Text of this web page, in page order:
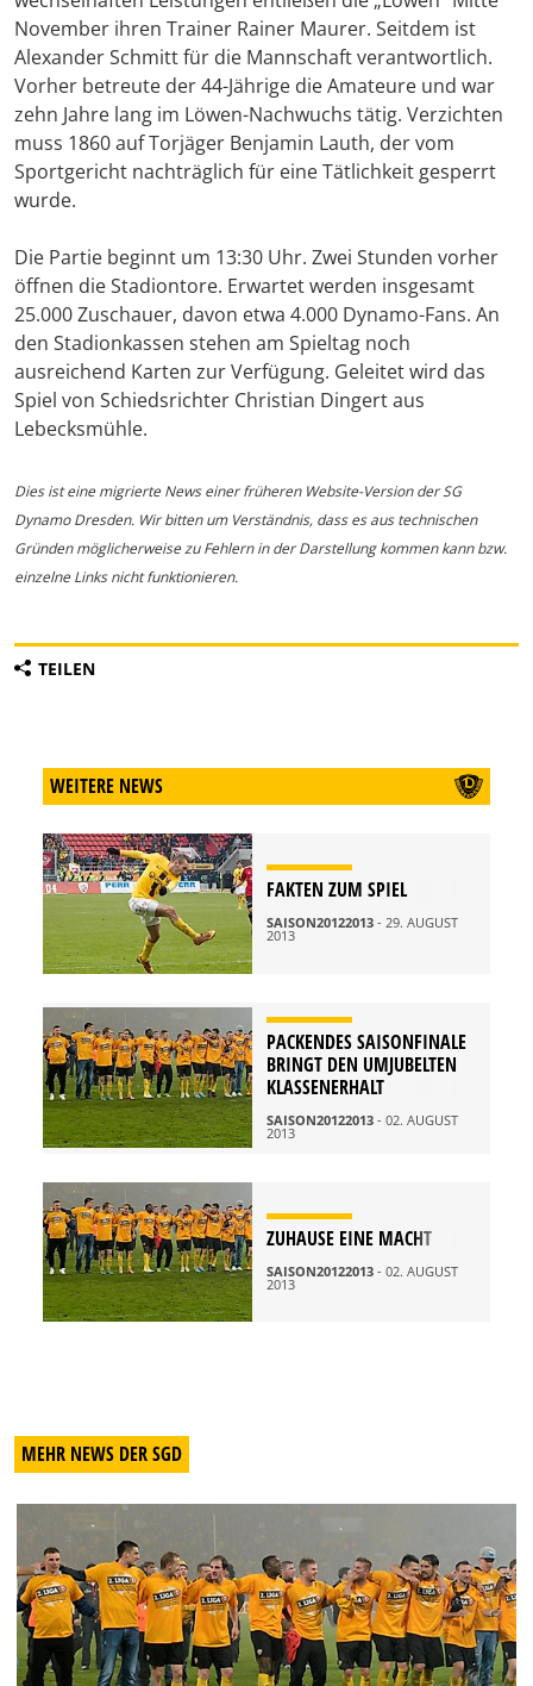
November ihren Trainer Rainer Maurer. Seitdem ist
Alexander Schmitt für die Mannschaft verantwortlich.
Vorher betreute der 44-Jährige die Amateure und war
zehn Jahre lang im Löwen-Nachwuchs tätig. Verzichten
muss 1860 auf Torjäger Benjamin Lauth, der vom
Sportgericht nachträglich für eine Tätlichkeit gesperrt
wurde.
Die Partie beginnt um 13:30 Uhr. Zwei Stunden vorher
öffnen die Stadiontore. Erwartet werden insgesamt
25.000 Zuschauer, davon etwa 4.000 Dynamo-Fans. An
den Stadionkassen stehen am Spieltag noch
ausreichend Karten zur Verfügung. Geleitet wird das
Spiel von Schiedsrichter Christian Dingert aus
Lebecksmühle.
Dies ist eine migrierte News einer früheren Website-Version der SG
Dynamo Dresden. Wir bitten um Verständnis, dass es aus technischen
Gründen möglicherweise zu Fehlern in der Darstellung kommen kann bzw.
einzelne Links nicht funktionieren.
TEILEN
WEITERE NEWS
FAKTEN ZUM SPIEL
SAISON20122013 - 29. AUGUST
2013
PACKENDES SAISONFINALE
BRINGT DEN UMJUBELTEN
KLASSENERHALT
SAISON20122013 - 02. AUGUST
2013
ZUHAUSE EINE MACHT
SAISON20122013 - 02. AUGUST
2013
MEHR NEWS DER SGD